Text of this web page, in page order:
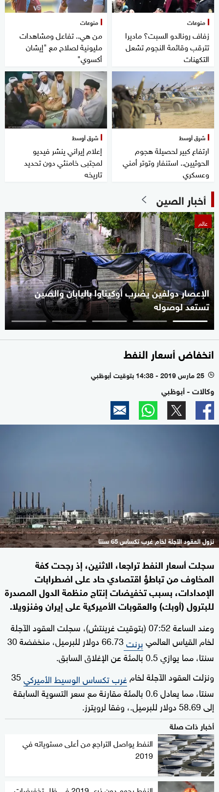
منوعات
زفاف رونالدو السبت؟ ماديرا
تترقب وقائمة النجوم تشعل
التكهنات
منوعات
من هي.. تفاعل ومشاهدات
مليونية لصلاح مع "إيشان
أكسوي"
شرق أوسط
ارتفاع كبير لحصيلة هجوم
الحوثيين.. استنفار وتوتر أمني
وعسكري
شرق أوسط
إعلام إيراني ينشر فيديو
لمجتبى خامنئي دون تحديد
تاريخه
أخبار الصين
عالم
الإعصار دولفين يضرب أوكيناوا باليابان والصين
تستعد لوصوله
انخفاض أسعار النفط
l 25 مارس 2019 - 14:38 بتوقيت أبوظبي
وكالات - أبوظبي
نزول العقود الآجلة لخام غرب تكساس 65 سنتا
سجلت أسعار النفط تراجعا، الاثنين، إذ رجحت كفة
المخاوف من تباطؤ اقتصادي حاد على اضطرابات
الإمدادات، بسبب تخفيضات إنتاج منظمة الدول المصدرة
للبترول (أوبك) والعقوبات الأميركية على إيران وفنزويلا.
وعند الساعة 07:52 (بتوقيت غرينتش)، سجلت العقود الآجلة
لخام القياس العالميبرنت
66.73 دولار للبرميل، منخفضة 30
سنتا، مما يوازي 0.5 بالمئة عن الإغلاق السابق.
ونزلت العقود الآجلة لخامغرب تكساس الوسيط الأميركي35
سنتا، مما يعادل 0.6 بالمئة مقارنة مع سعر التسوية السابقة
إلى 58.69 دولار للبرميل.، وفقا لرويترز.
أخبار ذات صلة
النفط يواصل التراجع من أعلى مستوياته في
2019